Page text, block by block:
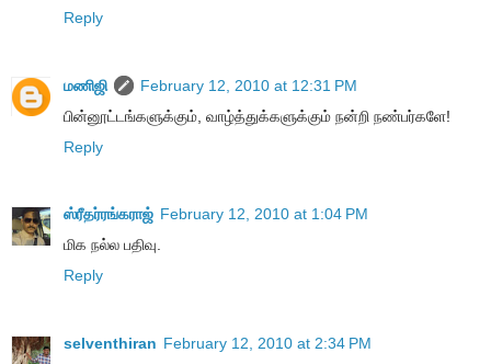
Reply
மணிஜி
February 12, 2010 at 12:31 PM
பின்னூட்டங்களுக்கும், வாழ்த்துக்களுக்கும் நன்றி நண்பர்களே!
Reply
ஸ்ரீதர்ரங்கராஜ் February 12, 2010 at 1:04 PM
மிக நல்ல பதிவு.
Reply
selventhiran February 12, 2010 at 2:34 PM